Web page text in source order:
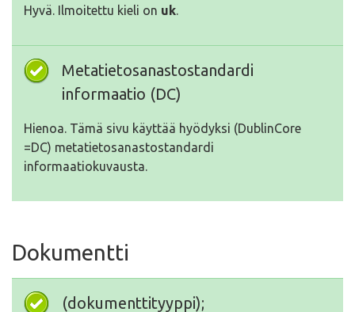
Hyvä. Ilmoitettu kieli on uk.
Metatietosanastostandardi
informaatio (DC)
Hienoa. Tämä sivu käyttää hyödyksi (DublinCore
=DC) metatietosanastostandardi
informaatiokuvausta.
Dokumentti
(dokumenttityyppi);